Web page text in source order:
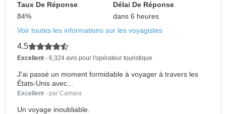
Taux De Réponse
84%
Délai De Réponse
dans 6 heures
Voir toutes les informations sur les voyagistes
4.5
Excellent - 6,324 avis pour l'opérateur touristique
J'ai passé un moment formidable à voyager à travers les
États-Unis avec...
Excellent - par Camara
Un voyage inoubliable.